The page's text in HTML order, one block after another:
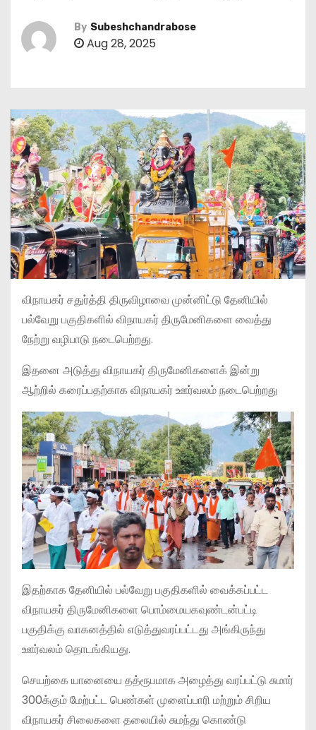
By Subeshchandrabose
Aug 28, 2025
விநாயகர் சதுர்த்தி திருவிழாவை முன்னிட்டு தேனியில்
பல்வேறு பகுதிகளில் விநாயகர் திருமேனிகளை வைத்து
நேற்று வழிபாடு நடைபெற்றது.
இதனை அடுத்து விநாயகர் திருமேனிகளைக் இன்று
ஆற்றில் கரைப்பதற்காக விநாயகர் ஊர்வலம் நடைபெற்றது
இதற்காக தேனியில் பல்வேறு பகுதிகளில் வைக்கப்பட்ட
விநாயகர் திருமேனிகளை பொம்மையகவுண்டன்பட்டி
பகுதிக்கு வாகனத்தில் எடுத்துவரப்பட்டது அங்கிருந்து
ஊர்வலம் தொடங்கியது.
செயற்கை யானையை தத்ரூபமாக அழைத்து வரப்பட்டு சுமார்
300க்கும் மேற்பட்ட பெண்கள் முளைப்பாரி மற்றும் சிறிய
விநாயகர் சிலைகளை தலையில் சுமந்து கொண்டு